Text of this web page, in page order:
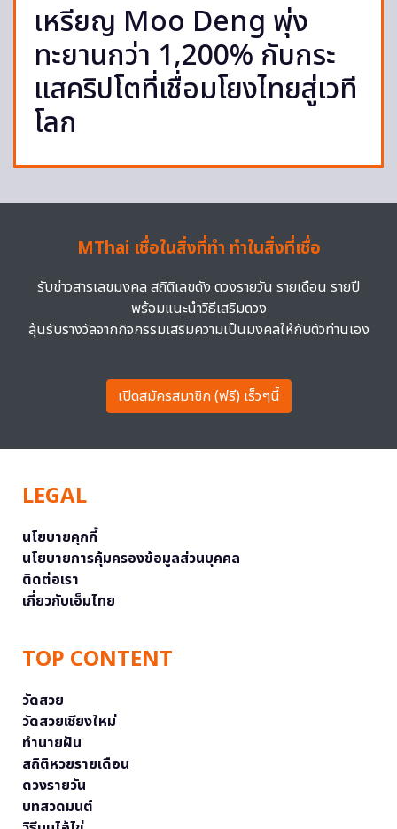
เหรียญ Moo Deng พุ่ง
ทะยานกว่า 1,200% กับกระ
แสคริปโตที่เชื่อมโยงไทยสู่เวที
โลก
MThai เชื่อในสิ่งที่ทำ ทำในสิ่งที่เชื่อ
รับข่าวสารเลขมงคล สถิติเลขดัง ดวงรายวัน รายเดือน รายปี
พร้อมแนะนำวิธีเสริมดวง
ลุ้นรับรางวัลจากกิจกรรมเสริมความเป็นมงคลให้กับตัวท่านเอง
เปิดสมัครสมาชิก (ฟรี) เร็วๆนี้
LEGAL
นโยบายคุกกี้
นโยบายการคุ้มครองข้อมูลส่วนบุคคล
ติดต่อเรา
เกี่ยวกับเอ็มไทย
TOP CONTENT
วัดสวย
วัดสวยเชียงใหม่
ทำนายฝัน
สถิติหวยรายเดือน
ดวงรายวัน
บทสวดมนต์